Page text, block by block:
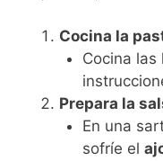
Cocina la
Cocina las
Prepara la
En una
sofríe el